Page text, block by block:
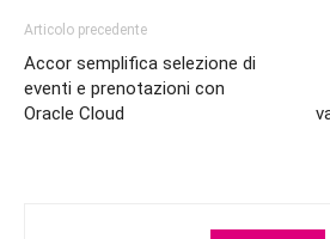
Articolo precedente
Accor semplifica selezione di
eventi e prenotazioni con
Oracle Cloud